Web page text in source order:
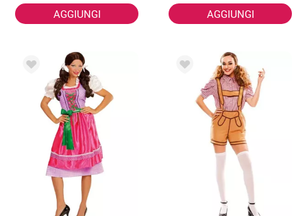
AGGIUNGI AGGIUNGI